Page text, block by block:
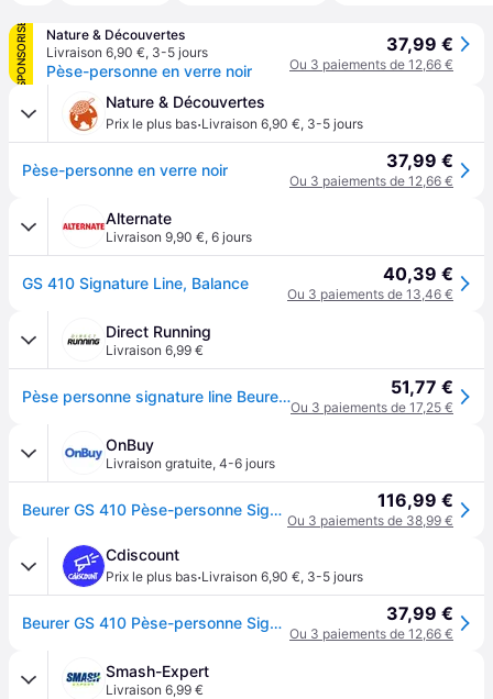
SPONSORISÉ
Nature & Découvertes
Livraison 6,90 €, 3-5 jours
Pèse-personne en verre noir
37,99 €
Ou 3 paiements de 12,66 €
Nature & Découvertes
Prix le plus bas·Livraison 6,90 €, 3-5 jours
Pèse-personne en verre noir 37,99 €
Ou 3 paiements de 12,66 €
Alternate
Livraison 9,90 €, 6 jours
GS 410 Signature Line, Balance 40,39 €
Ou 3 paiements de 13,46 €
Direct Running
Livraison 6,99 €
Pèse personne signature line Beurer GS 410 - Noir 51,77 €
Ou 3 paiements de 17,25 €
OnBuy
Livraison gratuite, 4-6 jours
Beurer GS 410 Pèse-personne Signature Line - noir 116,99 €
Ou 3 paiements de 38,99 €
Cdiscount
Prix le plus bas·Livraison 6,90 €, 3-5 jours
Beurer GS 410 Pèse-personne Signature Line - noir - Noir 37,99 €
Ou 3 paiements de 12,66 €
Smash-Expert
Livraison 6,99 €